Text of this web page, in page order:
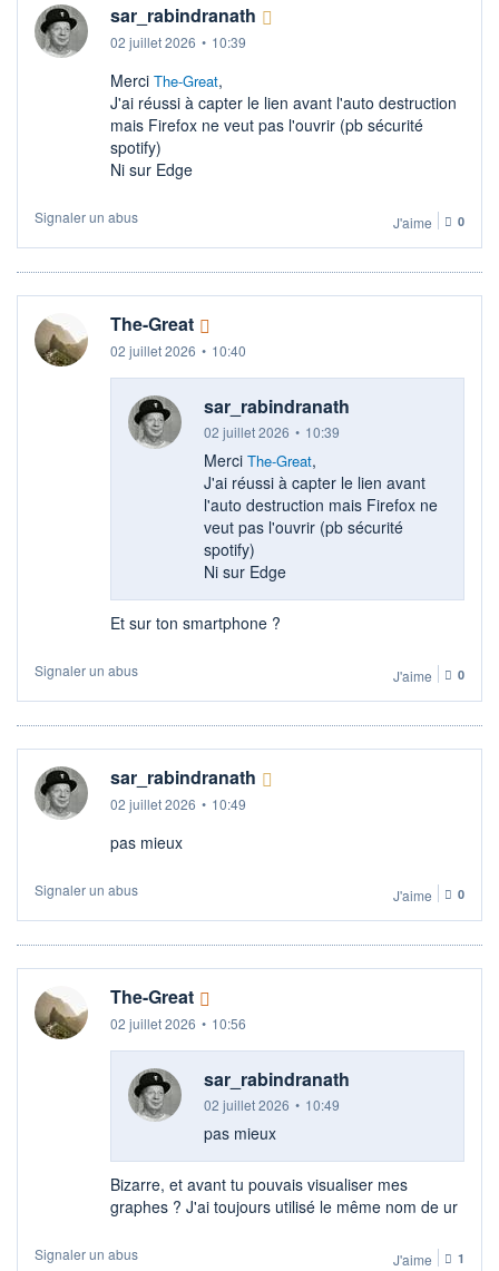
sar_rabindranath
02 juillet 2026 • 10:39
Merci The-Great,
J'ai réussi à capter le lien avant l'auto destruction
mais Firefox ne veut pas l'ouvrir (pb sécurité
spotify)
Ni sur Edge
Signaler un abus J'aime 0
The-Great
02 juillet 2026 • 10:40
sar_rabindranath
02 juillet 2026 • 10:39
Merci The-Great,
J'ai réussi à capter le lien avant
l'auto destruction mais Firefox ne
veut pas l'ouvrir (pb sécurité
spotify)
Ni sur Edge
Et sur ton smartphone ?
Signaler un abus J'aime 0
sar_rabindranath
02 juillet 2026 • 10:49
pas mieux
Signaler un abus J'aime 0
The-Great
02 juillet 2026 • 10:56
sar_rabindranath
02 juillet 2026 • 10:49
pas mieux
Bizarre, et avant tu pouvais visualiser mes
graphes ? J'ai toujours utilisé le même nom de ur
Signaler un abus J'aime 1